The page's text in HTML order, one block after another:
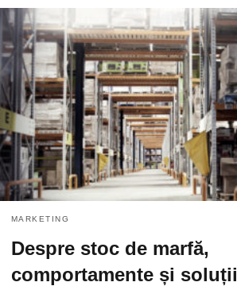
MARKETING
Despre stoc de marfă,
comportamente și soluții